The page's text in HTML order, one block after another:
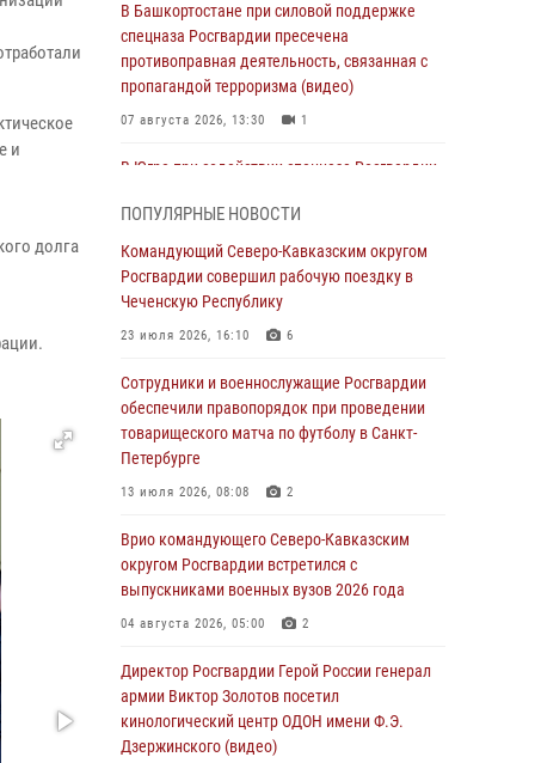
и
долга
В Башкортостане при силовой поддержке
спецназа Росгвардии пресечена
противоправная деятельность, связанная с
пропагандой терроризма (видео)
07 августа 2026, 13:30 1
В Югре при содействии спецназа Росгвардии
миграционного законодательства
07 августа 2026, 12:54
Тонувшего ребенка спас росгвардеец в
Юные гости из летних лагерей посетили
кинологический центр Росгвардии (видео)
07 августа 2026, 12:20
округу Росгвардии и ветераны военной
контрразведки почтили память Николая
Кузнецова
07 августа 2026, 12:00 4
Ветеран войск правопорядка генерал-майор
Иван Пияшев – герой выпуска «Легенды
армии с Александром Маршалом»
07 августа 2026, 12:00
ПОПУЛЯРНЫЕ НОВОСТИ
Командующий Северо-Кавказским округом
Росгвардии совершил рабочую поездку в
Чеченскую Республику
23 июля 2026, 16:10 6
Сотрудники и военнослужащие Росгвардии
обеспечили правопорядок при проведении
товарищеского матча по футболу в Санкт-
Петербурге
13 июля 2026, 08:08 2
Врио командующего Северо-Кавказским
округом Росгвардии встретился с
выпускниками военных вузов 2026 года
04 августа 2026, 05:00 2
Директор Росгвардии Герой России генерал
армии Виктор Золотов посетил
кинологический центр ОДОН имени Ф.Э.
Дзержинского (видео)